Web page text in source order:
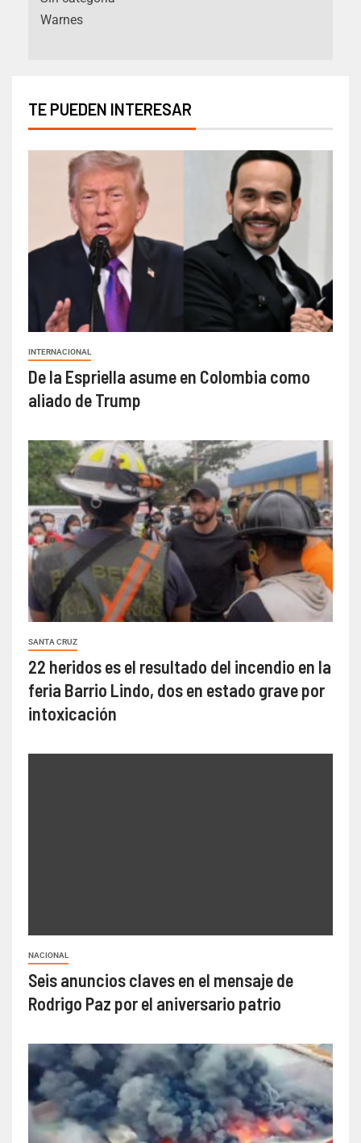
Warnes
TE PUEDEN INTERESAR
INTERNACIONAL
De la Espriella asume en Colombia como
aliado de Trump
SANTA CRUZ
22 heridos es el resultado del incendio en la
feria Barrio Lindo, dos en estado grave por
intoxicación
NACIONAL
Seis anuncios claves en el mensaje de
Rodrigo Paz por el aniversario patrio